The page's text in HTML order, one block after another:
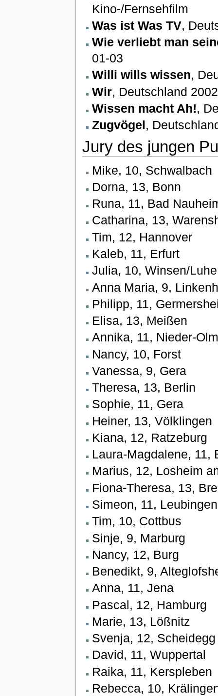
Kino-/Fernsehfilm
Was ist Was TV,
Wie verliebt man
01-03
Willi wills wissen,
Wir, Deutschland
Wissen macht Ah!,
Zugvögel,
Jury des jungen
Mike, 10, Schwalbach
Dorna, 13, Bonn
Runa, 11, Bad
Catharina, 13,
Tim, 12, Hannover
Kaleb, 11, Erfurt
Julia, 10, Winsen/Luhe
Anna Maria, 9,
Philipp, 11,
Elisa, 13, Meißen
Annika, 11, Nieder-Olm
Nancy, 10, Forst
Vanessa, 9, Gera
Theresa, 13, Berlin
Sophie, 11, Gera
Heiner, 13, Völklingen
Kiana, 12, Ratzeburg
Laura-Magdalene, 11,
Marius, 12, Losheim
Fiona-Theresa, 13,
Simeon, 11, Leubingen
Tim, 10, Cottbus
Sinje, 9, Marburg
Nancy, 12, Burg
Benedikt, 9,
Anna, 11, Jena
Pascal, 12, Hamburg
Marie, 13, Lößnitz
Svenja, 12, Scheidegg
David, 11, Wuppertal
Raika, 11, Kerspleben
Rebecca, 10,